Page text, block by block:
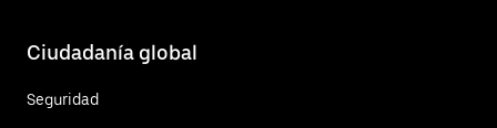
Ciudadanía global
Seguridad